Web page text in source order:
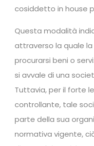
cosiddetto in house
Questa modalità
attraverso la quale
procurarsi beni o
si avvale di una
Tuttavia, per il forte
controllante, tale
parte della sua
normativa vigente,